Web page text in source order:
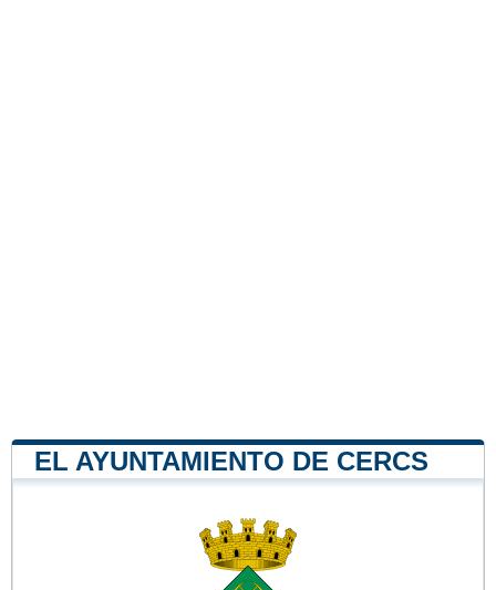
EL AYUNTAMIENTO DE CERCS